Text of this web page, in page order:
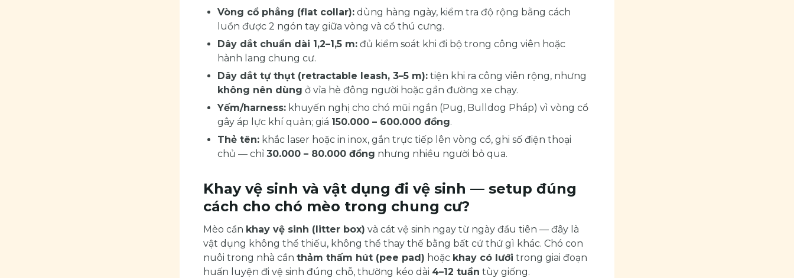
Vòng cổ phẳng (flat collar): dùng hàng ngày, kiểm tra độ rộng bằng cách
luồn được 2 ngón tay giữa vòng và cổ thú cưng.
Dây dắt chuẩn dài 1,2–1,5 m: đủ kiểm soát khi đi bộ trong công viên hoặc
hành lang chung cư.
Dây dắt tự thụt (retractable leash, 3–5 m): tiện khi ra công viên rộng, nhưng
không nên dùng ở vỉa hè đông người hoặc gần đường xe chạy.
Yếm/harness: khuyến nghị cho chó mũi ngắn (Pug, Bulldog Pháp) vì vòng cổ
gây áp lực khí quản; giá 150.000 – 600.000 đồng.
Thẻ tên: khắc laser hoặc in inox, gắn trực tiếp lên vòng cổ, ghi số điện thoại
chủ — chỉ 30.000 – 80.000 đồng nhưng nhiều người bỏ qua.
Khay vệ sinh và vật dụng đi vệ sinh — setup đúng
cách cho chó mèo trong chung cư?
Mèo cần khay vệ sinh (litter box) và cát vệ sinh ngay từ ngày đầu tiên — đây là
vật dụng không thể thiếu, không thể thay thế bằng bất cứ thứ gì khác. Chó con
nuôi trong nhà cần thảm thấm hút (pee pad) hoặc khay có lưới trong giai đoạn
huấn luyện đi vệ sinh đúng chỗ, thường kéo dài 4–12 tuần tùy giống.